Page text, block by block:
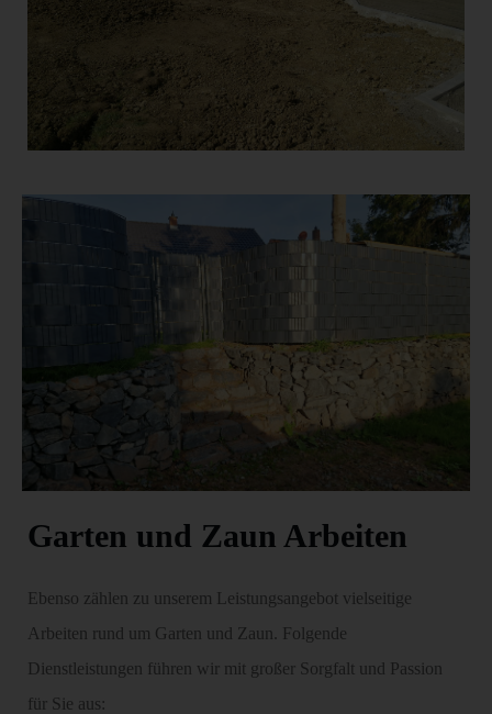
Garten und Zaun Arbeiten
Ebenso zählen zu unserem Leistungsangebot vielseitige
Arbeiten rund um Garten und Zaun. Folgende
Dienstleistungen führen wir mit großer Sorgfalt und Passion
für Sie aus: